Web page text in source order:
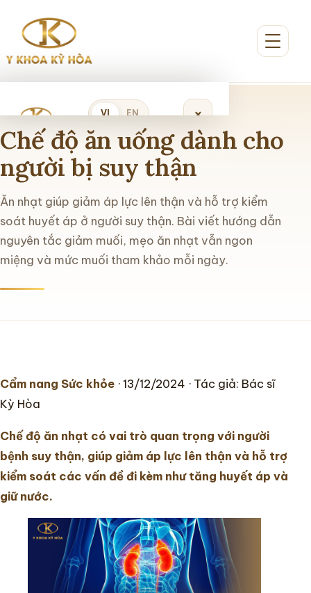
VI EN ×
Đặt lịch khám
Trang chủ
Giới thiệu
Hướng dẫn
Tin tức
Chế độ ăn uống dành cho
người bị suy thận
Ăn nhạt giúp giảm áp lực lên thận và hỗ trợ kiểm
soát huyết áp ở người suy thận. Bài viết hướng dẫn
nguyên tắc giảm muối, mẹo ăn nhạt vẫn ngon
miệng và mức muối tham khảo mỗi ngày.
Cẩm nang Sức khỏe · 13/12/2024 · Tác giả: Bác sĩ
Kỳ Hòa
Chế độ ăn nhạt có vai trò quan trọng với người
bệnh suy thận, giúp giảm áp lực lên thận và hỗ trợ
kiểm soát các vấn đề đi kèm như tăng huyết áp và
giữ nước.